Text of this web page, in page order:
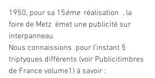
1950, pour sa 15ème
  réalisation  , la
foire de Metz  émet une publicité sur
interpanneau
Nous connaissions  pour l'instant 5
triptyques différents (voir Publicitimbres
de France volume1) à savoir :